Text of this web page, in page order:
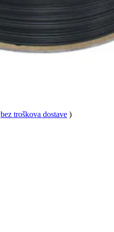
bez troškova dostave )